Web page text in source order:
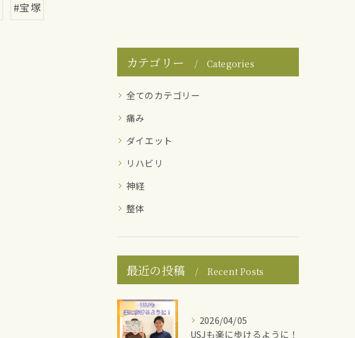
#宝塚
カテゴリー Categories
全てのカテゴリー
痛み
ダイエット
リハビリ
神経
整体
最近の投稿 Recent Posts
2026/04/05
USJも楽に歩けるように！